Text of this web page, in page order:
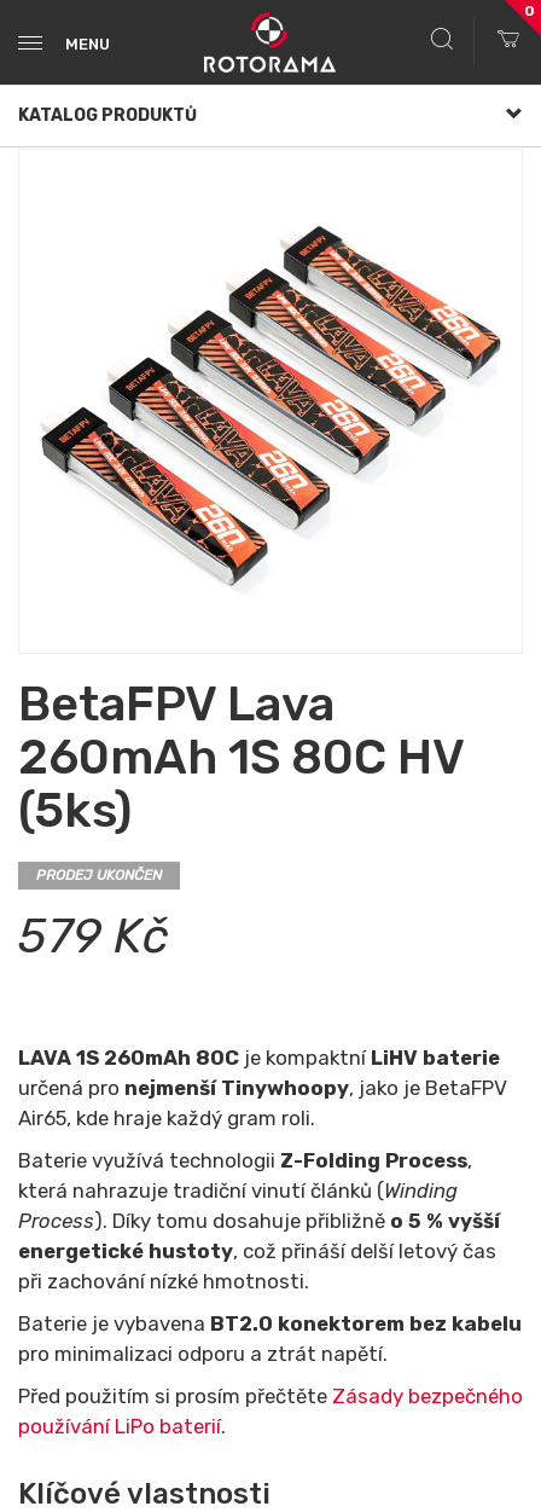
MENU
0
KATALOG PRODUKTŮ
BetaFPV Lava
260mAh 1S 80C HV
(5ks)
PRODEJ UKONČEN
579 Kč
LAVA 1S 260mAh 80C je kompaktní LiHV baterie
určená pro nejmenší Tinywhoopy, jako je BetaFPV
Air65, kde hraje každý gram roli.
Baterie využívá technologii Z-Folding Process,
která nahrazuje tradiční vinutí článků (Winding
Process). Díky tomu dosahuje přibližně o 5 % vyšší
energetické hustoty, což přináší delší letový čas
při zachování nízké hmotnosti.
Baterie je vybavena BT2.0 konektorem bez kabelu
pro minimalizaci odporu a ztrát napětí.
Před použitím si prosím přečtěte Zásady bezpečného
používání LiPo baterií.
Klíčové vlastnosti